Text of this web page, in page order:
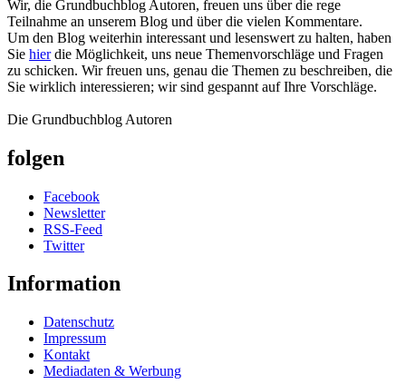
Wir, die Grundbuchblog Autoren, freuen uns über die rege
Teilnahme an unserem Blog und über die vielen Kommentare.
Um den Blog weiterhin interessant und lesenswert zu halten, haben
Sie hierdie Möglichkeit, uns neue Themenvorschläge und Fragen
zu schicken. Wir freuen uns, genau die Themen zu beschreiben, die
Sie wirklich interessieren; wir sind gespannt auf Ihre Vorschläge.
Die Grundbuchblog Autoren
folgen
Facebook
Newsletter
RSS-Feed
Twitter
Information
Datenschutz
Impressum
Kontakt
Mediadaten & Werbung